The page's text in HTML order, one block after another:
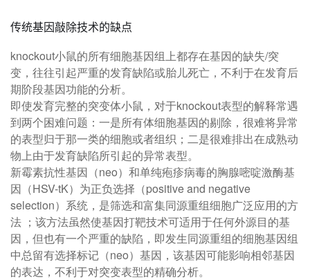
传统基因敲除技术的缺点
knockout小鼠的所有细胞基因组上都存在基因的缺失/突
变，往往引起严重的发育缺陷或胎儿死亡，不利于在发育后
期阶段基因功能的分析。
即使发育完整的突变体小鼠，对于knockout表型的解释常遇
到两个困难问题：一是所有体细胞基因的剔除，很难将异常
的表型归于那一类的细胞或者组织；二是很难排出在成熟动
物上由于发育缺陷所引起的异常表型。
新霉素抗性基因（neo）和单纯疱疹病毒的胸腺嘧啶激酶基
因（HSV-tK）为正负选择（positive and negative
selection）系统，是筛选和富集同源重组细胞广泛应用的方
法 ；该方法虽然使基因打靶技术可适用于任何外源目的基
因，但也有一个严重的缺陷，即发生同源重组的细胞基因组
中总留有选择标记（neo）基因，该基因可能影响相邻基因
的表达，不利于对突变表型的精确分析。